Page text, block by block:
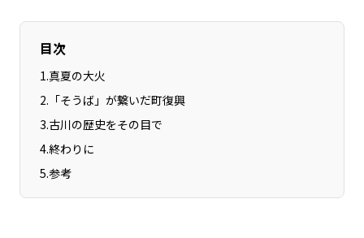
目次
1.真夏の大火
2. 「そうば」が繋いだ町復興
3.古川の歴史をその目で
4.終わりに
5.参考